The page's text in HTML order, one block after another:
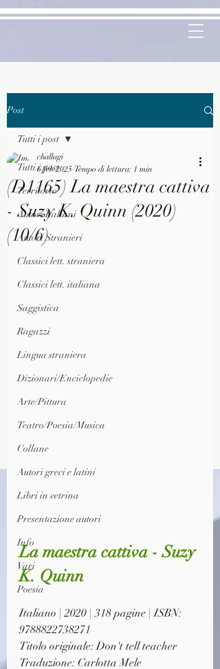
Post
Tutti i post
Territorio
Autori Italiani
Autori Stranieri
Classici lett. straniera
Classici lett. italiana
Saggistica
Ragazzi
Lingua straniera
Dizionari/Enciclopedie
Arte/Pittura
Teatro/Poesia/Musica
Collane
Autori greci e latini
Libri in vetrina
Presentazione autori
Info
Vari
Poesia
Tutti i post
(D1165) La maestra cattiva
- Suzy K. Quinn (2020)
(10/6)
challagi
6 feb 2025 Tempo di lettura: 1 min
La maestra cattiva - Suzy
K. Quinn
Italiano | 2020 | 318 pagine | ISBN:
9788822738271
Titolo originale: Don't tell teacher
Traduzione: Carlotta Mele